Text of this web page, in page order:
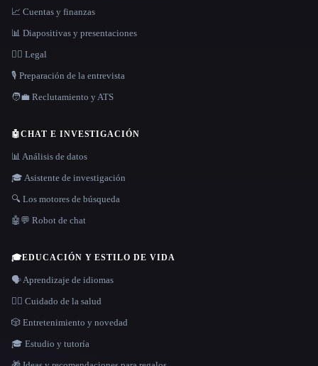
📈 Cuentas y finanzas
📊 Diapositivas y presentaciones
👩‍⚖️ Legal
🎙️ Preparación de la entrevista
🧑‍💼 Reclutamiento y ATS
🤖CHAT E INVESTIGACIÓN
📊 Análisis de datos
🎓 Asistente de investigación
🔍 Los motores de búsqueda
🤖💬 Robot de chat
🎓EDUCACIÓN Y ESTILO DE VIDA
🗣️ Aprendizaje de idiomas
👩‍⚕️ Cuidado de la salud
🎲 Entretenimiento y novedad
🎓 Estudio y tutoría